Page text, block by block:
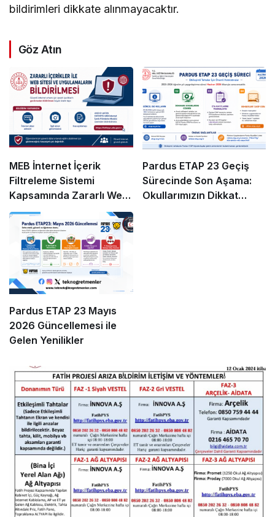
bildirimleri dikkate alınmayacaktır.
Göz Atın
MEB İnternet İçerik
Filtreleme Sistemi
Kapsamında Zararlı Web
Siteleri ve Uygulamaların
Bildirilmesi
Pardus ETAP 23 Geçiş
Sürecinde Son Aşama:
Okullarımızın Dikkat
Pardus ETAP 23 Mayıs
2026 Güncellemesi ile
Gelen Yenilikler